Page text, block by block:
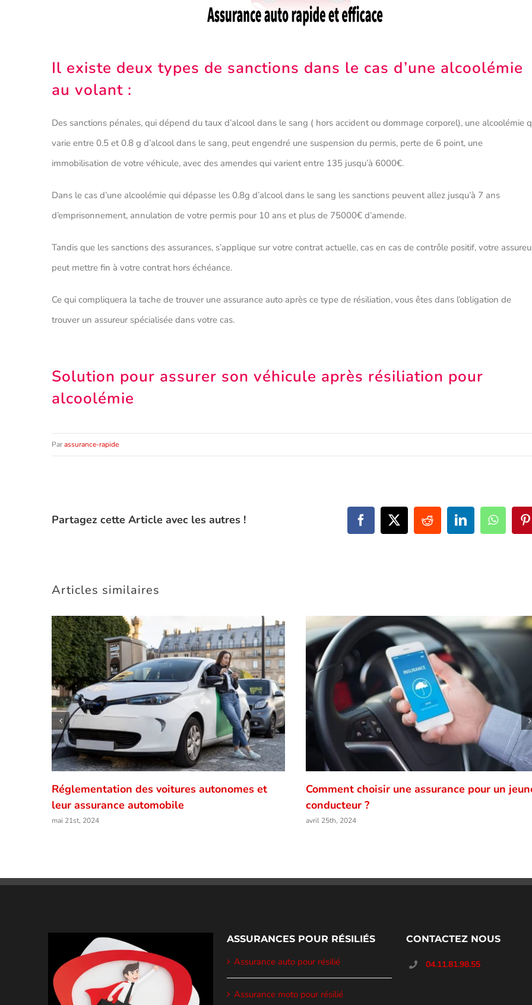
Il existe deux types de sanctions dans le cas d’une alcoolémie
au volant :
Des sanctions pénales, qui dépend du taux d’alcool dans le sang ( hors accident ou dommage corporel), une alcoolémie
varie entre 0.5 et 0.8 g d’alcool dans le sang, peut engendré une suspension du permis, perte de 6 point, une
immobilisation de votre véhicule, avec des amendes qui varient entre 135 jusqu’à 6000€.
Dans le cas d’une alcoolémie qui dépasse les 0.8g d’alcool dans le sang les sanctions peuvent allez jusqu’à 7 ans
d’emprisonnement, annulation de votre permis pour 10 ans et plus de 75000€ d’amende.
Tandis que les sanctions des assurances, s’applique sur votre contrat actuelle, cas en cas de contrôle positif, votre
peut mettre fin à votre contrat hors échéance.
Ce qui compliquera la tache de trouver une assurance auto après ce type de résiliation, vous êtes dans l’obligation de
trouver un assureur spécialisée dans votre cas.
Solution pour assurer son véhicule après résiliation pour
alcoolémie
Parassurance-rapide
Partagez cette Article avec les autres ! Facebook
X RedditLinkedIn
Articles similaires
Réglementation des voitures autonomes et
leur assurance automobile
mai 21st, 2024
Comment choisir une assurance pour un
conducteur ?
avril 25th, 2024
ASSURANCES POUR RÉSILIÉS
Assurance auto pour résilié
Assurance moto pour résilié
CONTACTEZ NOUS
04.11.81.98.55